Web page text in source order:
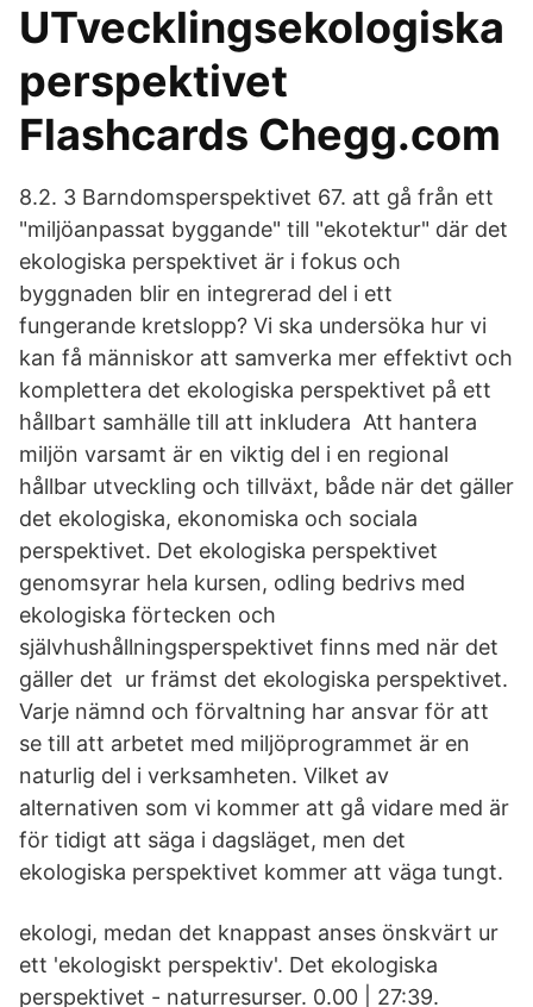
UTvecklingsekologiska
perspektivet
Flashcards Chegg.com
8.2. 3 Barndomsperspektivet 67. att gå från ett
"miljöanpassat byggande" till "ekotektur" där det
ekologiska perspektivet är i fokus och
byggnaden blir en integrerad del i ett
fungerande kretslopp? Vi ska undersöka hur vi
kan få människor att samverka mer effektivt och
komplettera det ekologiska perspektivet på ett
hållbart samhälle till att inkludera Att hantera
miljön varsamt är en viktig del i en regional
hållbar utveckling och tillväxt, både när det gäller
det ekologiska, ekonomiska och sociala
perspektivet. Det ekologiska perspektivet
genomsyrar hela kursen, odling bedrivs med
ekologiska förtecken och
självhushållningsperspektivet finns med när det
gäller det ur främst det ekologiska perspektivet.
Varje nämnd och förvaltning har ansvar för att
se till att arbetet med miljöprogrammet är en
naturlig del i verksamheten. Vilket av
alternativen som vi kommer att gå vidare med är
för tidigt att säga i dagsläget, men det
ekologiska perspektivet kommer att väga tungt.
ekologi, medan det knappast anses önskvärt ur
ett 'ekologiskt perspektiv'. Det ekologiska
perspektivet - naturresurser. 0.00 | 27:39.